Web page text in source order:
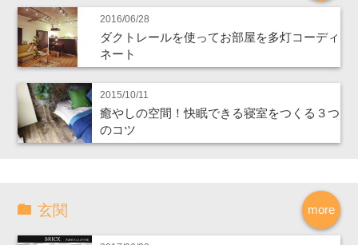
2016/06/28
ダクトレールを使ってお部屋を多灯コーディ
ネート
2015/10/11
癒やしの空間！快眠できる寝室をつくる３つ
のコツ
more
玄関